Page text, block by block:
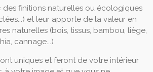
des finitions naturelles ou écologiques
et leur apporte de la valeur en
naturelles (bois, tissus, bambou, liège,
cannage...)
uniques et feront de votre intérieur